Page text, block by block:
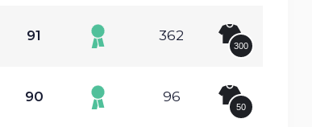
91 362
300
90 96
50